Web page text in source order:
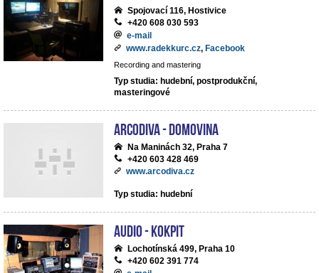
Spojovací 116, Hostivice
+420 608 030 593
e-mail
www.radekkurc.cz, Facebook
Recording and mastering
Typ studia: hudební, postprodukční,
masteringové
ArcoDiva - Domovina
Na Maninách 32, Praha 7
+420 603 428 469
www.arcodiva.cz
Typ studia: hudební
Audio - Kokpit
Lochotínská 499, Praha 10
+420 602 391 774